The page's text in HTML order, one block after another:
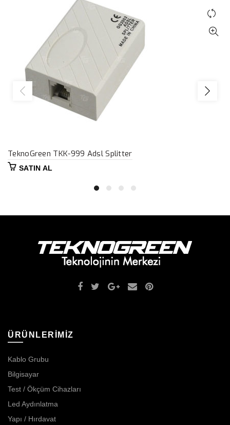
TeknoGreen TKK-999 Adsl Splitter
SATIN AL
ÜRÜNLERİMİZ
Kablo Grubu
Bilgisayar
Test / Ökçüm Cihazları
Led Aydınlatma
Yapı / Hırdavat